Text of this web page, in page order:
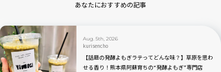
あなたにおすすめの記事
Aug. 5th, 2026
kurisencho
【話題の発酵よもぎラテってどんな味？】草原を思わ
せる香り！熊本県阿蘇育ちの“発酵よもぎ”専門店